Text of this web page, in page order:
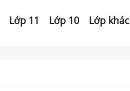
Lớp 11 Lớp 10 Lớp khác